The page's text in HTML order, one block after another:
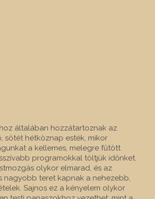
általában hozzátartoznak az
sötét hétköznap esték, mikor
a kellemes, melegre fűtött
programokkal töltjük időnket.
olykor elmarad, és az
nagyobb teret kapnak a nehezebb,
Sajnos ez a kényelem olykor